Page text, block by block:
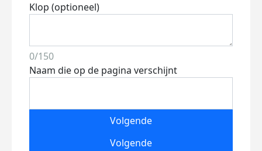
Klop (optioneel)
0/150
Naam die op de pagina verschijnt
Volgende
Volgende